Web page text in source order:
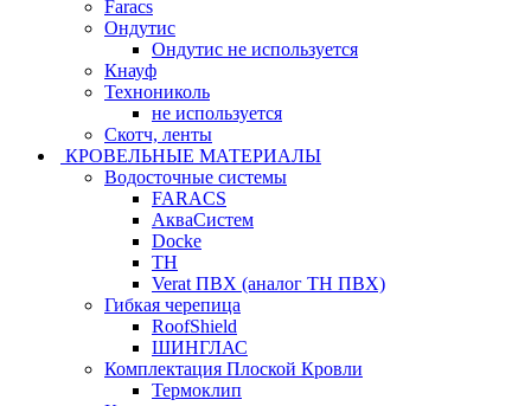
Faracs
Ондутис
Ондутис не используется
Кнауф
Технониколь
не используется
Скотч, ленты
КРОВЕЛЬНЫЕ МАТЕРИАЛЫ
Водосточные системы
FARACS
АкваСистем
Docke
ТН
Verat ПВХ (аналог ТН ПВХ)
Гибкая черепица
RoofShield
ШИНГЛАС
Комплектация Плоской Кровли
Термоклип